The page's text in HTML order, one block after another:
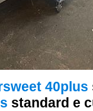
40plus
standard e
una parte si usa
zucchero e dall '
rame teflonata
contiene